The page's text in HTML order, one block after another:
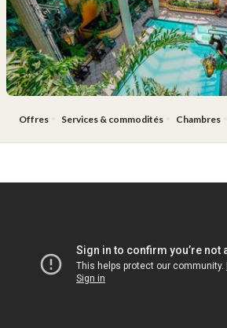
Offres Services & commodités Chambres